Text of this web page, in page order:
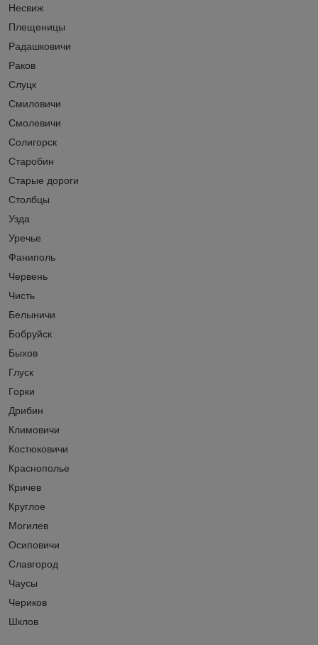
Несвиж
Плещеницы
Радашковичи
Раков
Слуцк
Смиловичи
Смолевичи
Солигорск
Старобин
Старые дороги
Столбцы
Узда
Уречье
Фаниполь
Червень
Чисть
Белыничи
Бобруйск
Быхов
Глуск
Горки
Дрибин
Климовичи
Костюковичи
Краснополье
Кричев
Круглое
Могилев
Осиповичи
Славгород
Чаусы
Чериков
Шклов